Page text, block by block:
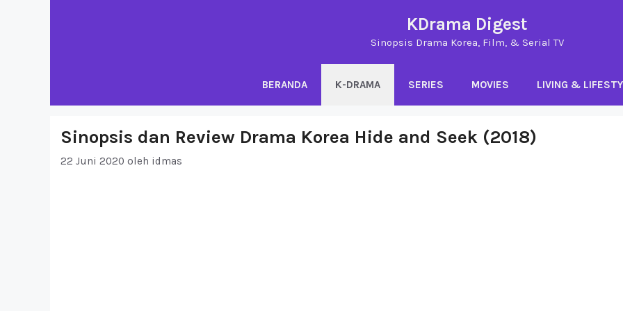
KDrama Digest
Sinopsis Drama Korea, Film, & Serial TV
BERANDA K-DRAMA SERIES MOVIES LIVING &
Sinopsis dan Review Drama Korea Hide and Seek (2018)
22 Juni 2020 oleh idmas